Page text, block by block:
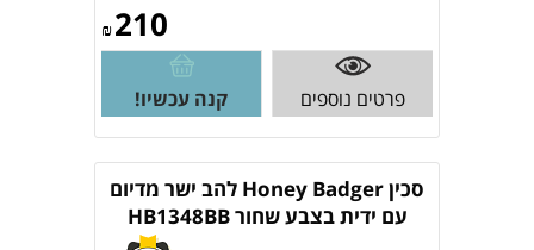
₪210
פרטים נוספים קנה עכשיו!
סכין Honey Badger להב ישר מדיום
עם ידית בצבע שחור HB1348BB